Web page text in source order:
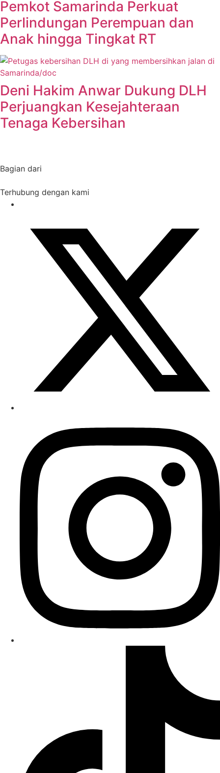
Pemkot Samarinda Perkuat
Perlindungan Perempuan dan
Anak hingga Tingkat RT
Deni Hakim Anwar Dukung DLH
Perjuangkan Kesejahteraan
Tenaga Kebersihan
Bagian dari
Terhubung dengan kami